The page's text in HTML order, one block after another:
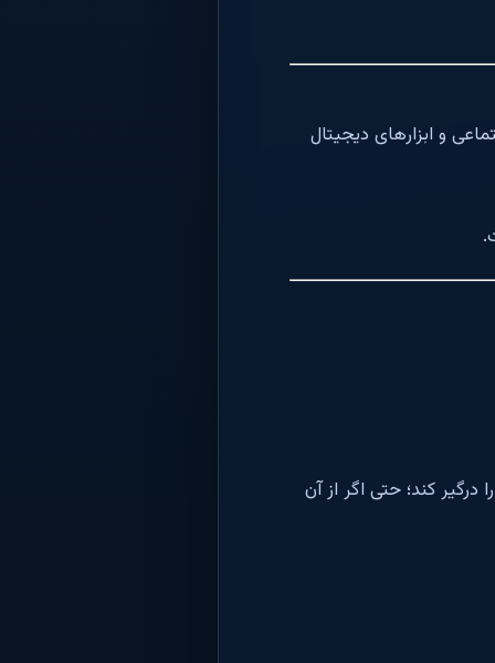
و ابزارهای دیجیتال
کند؛ حتی اگر از آن